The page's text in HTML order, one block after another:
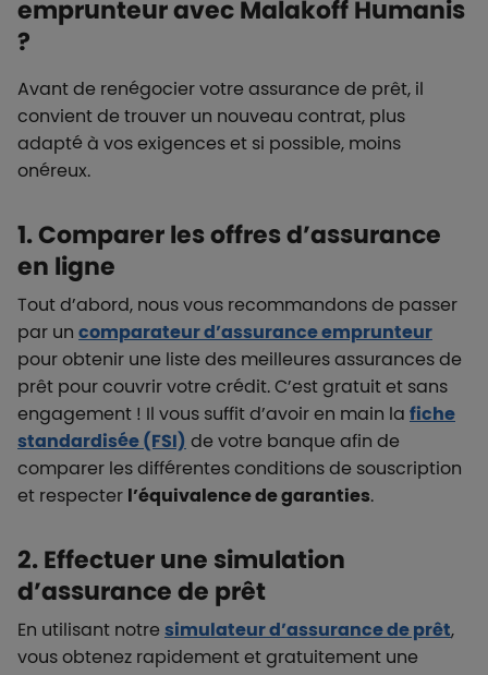
emprunteur avec Malakoff Humanis
?
Avant de renégocier votre assurance de prêt, il
convient de trouver un nouveau contrat, plus
adapté à vos exigences et si possible, moins
onéreux.
1. Comparer les offres d’assurance
en ligne
Tout d’abord, nous vous recommandons de passer
par un comparateur d’assurance emprunteur
pour obtenir une liste des meilleures assurances de
prêt pour couvrir votre crédit. C’est gratuit et sans
engagement ! Il vous suffit d’avoir en main la fiche
standardisée (FSI) de votre banque afin de
comparer les différentes conditions de souscription
et respecter l’équivalence de garanties.
2. Effectuer une simulation
d’assurance de prêt
En utilisant notresimulateur d’assurance de prêt,
vous obtenez rapidement et gratuitement une